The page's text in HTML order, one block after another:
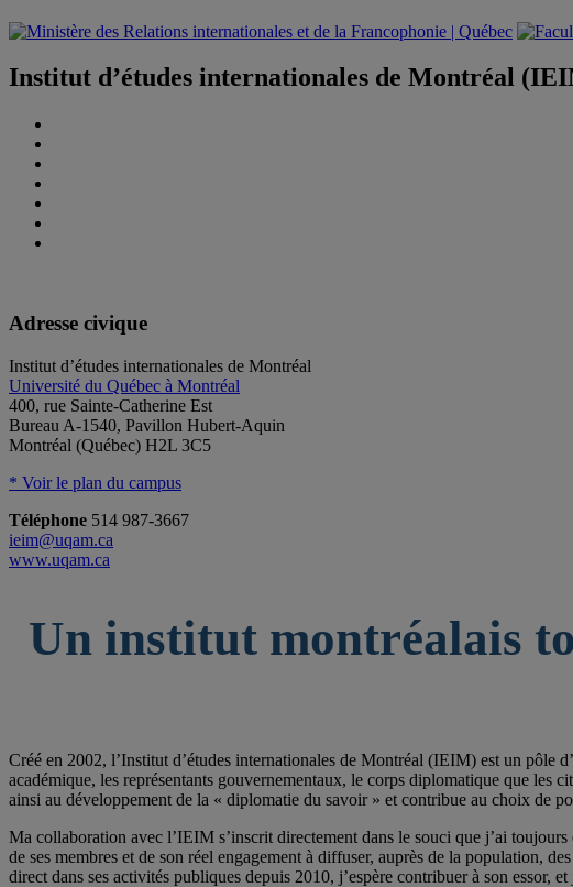
Institut d’études internationales de Montréal
Adresse civique
Institut d’études internationales de Montréal
Université du Québec à Montréal
400, rue Sainte-Catherine Est
Bureau A-1540, Pavillon Hubert-Aquin
Montréal (Québec) H2L 3C5
* Voir le plan du campus
Téléphone 514 987-3667
ieim@uqam.ca
www.uqam.ca
Un institut montréalais
Créé en 2002, l’Institut d’études internationales de Montréal (IEIM) est un pôle
académique, les représentants gouvernementaux, le corps diplomatique que les
ainsi au développement de la « diplomatie du savoir » et contribue au choix de
Ma collaboration avec l’IEIM s’inscrit directement dans le souci que j’ai
de ses membres et de son réel engagement à diffuser, auprès de la population,
direct dans ses activités publiques depuis 2010, j’espère contribuer à son essor,